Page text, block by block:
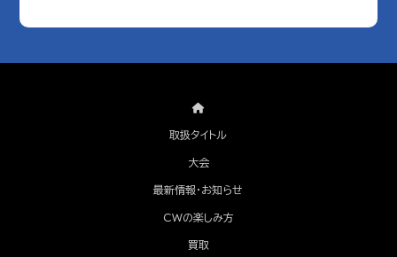
取扱タイトル
大会
最新情報・お知らせ
CWの楽しみ方
買取